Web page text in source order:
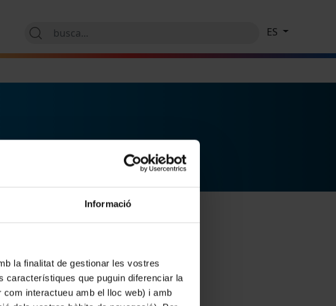
Informació
la finalitat de gestionar les vostres
característiques que puguin diferenciar la
interactueu amb el lloc web) i amb
ES